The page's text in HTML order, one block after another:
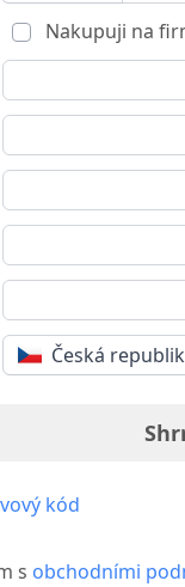
Nakupuji na
Česká
kód
s obchodními